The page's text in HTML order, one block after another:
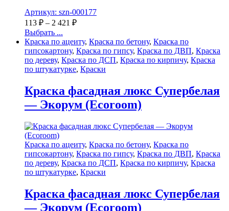
Артикул: szn-000177
113 ₽ – 2 421 ₽
Выбрать ...
Краска по ацеиту, Краска по бетону, Краска по
гипсокартону, Краска по гипсу, Краска по ДВП, Краска
по дереву, Краска по ДСП, Краска по кирпичу, Краска
по штукатурке, Краски
Краска фасадная люкс Супербелая
— Экорум (Ecoroom)
Краска по ацеиту, Краска по бетону, Краска по
гипсокартону, Краска по гипсу, Краска по ДВП, Краска
по дереву, Краска по ДСП, Краска по кирпичу, Краска
по штукатурке, Краски
Краска фасадная люкс Супербелая
— Экорум (Ecoroom)